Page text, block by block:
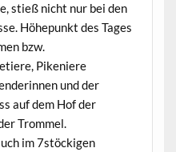
stieß nicht nur bei den
Höhepunkt des Tages
bzw.
Pikeniere
und der
auf dem Hof der
Trommel.
im 7stöckigen